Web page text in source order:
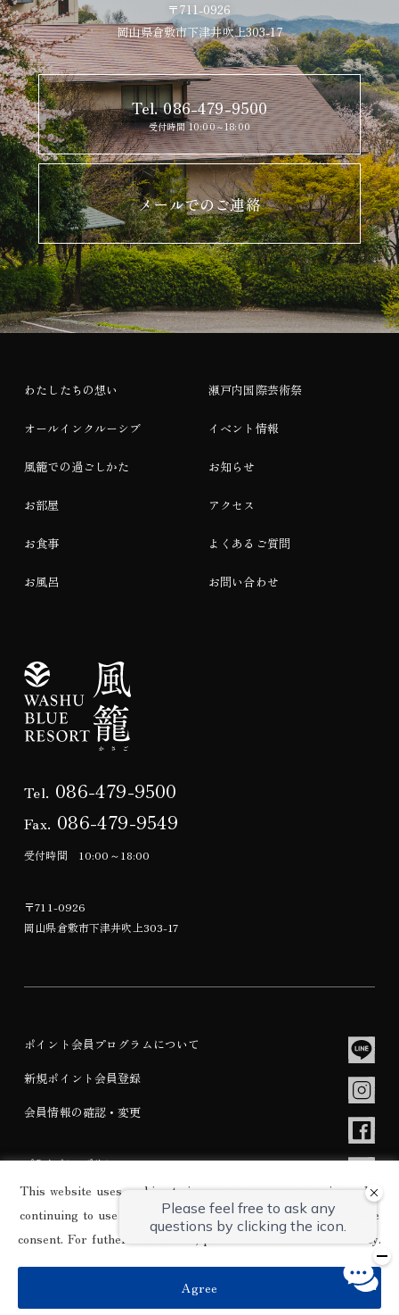
〒711-0926
岡山県倉敷市下津井吹上303-17
Tel. 086-479-9500
受付時間 10:00～18:00
メールでのご連絡
わたしたちの想い
オールインクルーシブ
風籠での過ごしかた
お部屋
お食事
お風呂
瀬戸内国際芸術祭
イベント情報
お知らせ
アクセス
よくあるご質問
お問い合わせ
Tel. 086-479-9500
Fax. 086-479-9549
受付時間 10:00～18:00
〒711-0926
岡山県倉敷市下津井吹上303-17
ポイント会員プログラムについて
新規ポイント会員登録
会員情報の確認・変更
プライバシーポリシー
宿泊約款
This website uses cookies to improve your user experience. By
continuing to use this website, you have agreed with our cookie
consent. For futher information, please check the
Private Policy.
Agree